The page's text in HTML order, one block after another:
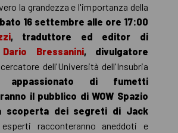
la grandezza e l'importanza della
16 settembre alle ore 17:00
, traduttore ed editor di
Dario Bressanini, divulgatore
dell'Università dell'Insubria
di fumetti
il pubblico di WOW Spazio
scoperta dei segreti di Jack
racconteranno aneddoti e